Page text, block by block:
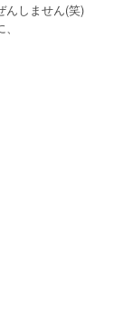
んしません(笑)